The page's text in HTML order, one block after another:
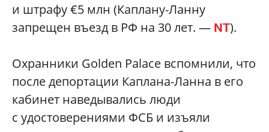
и штрафу €5 млн (Каплану-Ланну
запрещен въезд в РФ на 30 лет. — NT).
Охранники Golden Palace вспомнили, что
после депортации Каплана-Ланна в его
кабинет наведывались люди
с удостоверениями ФСБ и изъяли